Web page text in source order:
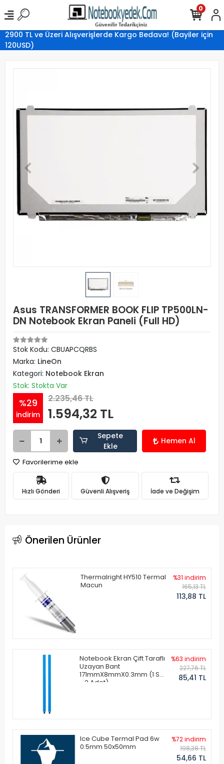
2900 TL ve Üzeri Alışverişlerde Kargo Bedava! (Bayiler için
120USD)
0
Asus TRANSFORMER BOOK FLIP TP500LN-
DN Notebook Ekran Paneli (Full HD)
Stok Kodu: CBUAPCQRBS
Marka: LineOn
Kategori: Notebook Ekran
Stok: Stokta Var
%29
indirim
2.235,46 TL
1.594,32 TL
Sepete
Ekle
Hemen Al
Favorilerime ekle
Hızlı Gönderi Güvenli Alışveriş İade ve Değişim
Önerilen Ürünler
Thermalright HY510 Termal
Macun
%31 indirim
165,13 TL
113,88 TL
Notebook Ekran Çift Taraflı
Uzayan Bant
171mmX8mmX0.3mm (1 Set
- 2 Adet)
%63 indirim
227,76 TL
85,41 TL
Ice Cube Termal Pad 6w
0.5mm 50x50mm
%72 indirim
198,38 TL
54,66 TL